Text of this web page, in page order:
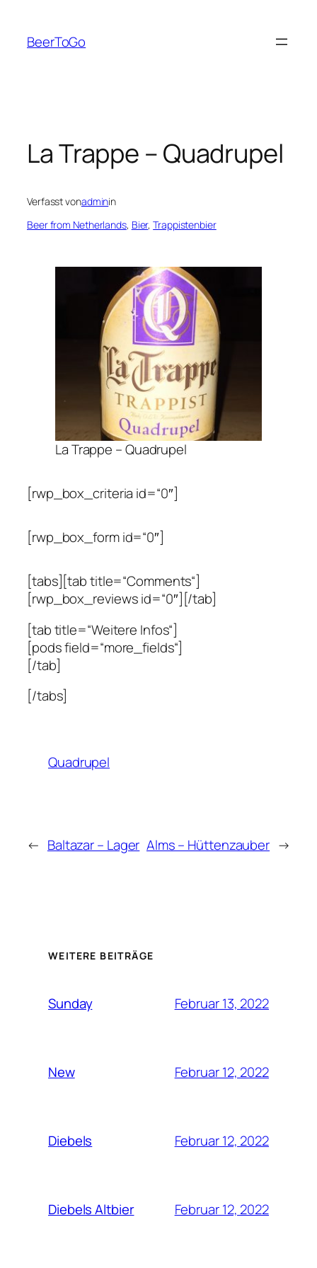
springen
BeerToGo
La Trappe – Quadrupel
Verfasst vonadminin
Beer from Netherlands, Bier, Trappistenbier
La Trappe – Quadrupel
[rwp_box_criteria id=“0″]
[rwp_box_form id=“0″]
[tabs][tab title=“Comments“]
[rwp_box_reviews id=“0″][/tab]
[tab title=“Weitere Infos“]
[pods field=“more_fields“]
[/tab]
[/tabs]
Quadrupel
← Baltazar – Lager Alms – Hüttenzauber →
WEITERE BEITRÄGE
Sunday Februar 13, 2022
New Februar 12, 2022
Diebels Februar 12, 2022
Diebels Altbier Februar 12, 2022